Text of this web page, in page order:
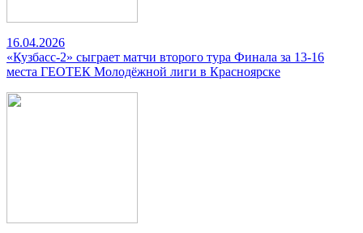
16.04.2026
«Кузбасс-2» сыграет матчи второго тура Финала за 13-16
места ГЕОТЕК Молодёжной лиги в Красноярске